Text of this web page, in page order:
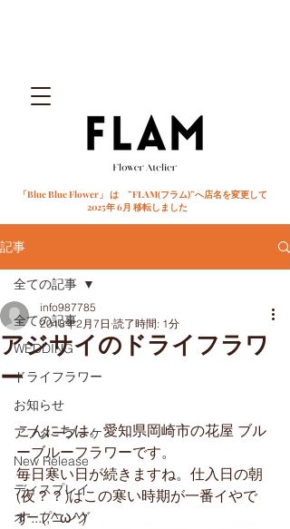
「Blue Blue Flower」 は ”FLAM(フラム)”へ店名を変更して
2025年 6月 移転しました
記事
全ての記事
WEDDING
ドライフラワー
お知らせ
アフターブーケ
New Release
ディスプレイ
オープニング
全ての記事
アジサイのドライフラワ
ー
info987785
2018年2月7日 読了時間: 1分
こんにちは。愛知県岡崎市の花屋 ブル
ーブルーフラワーです。
毎日寒い日が続きますね。仕入日の朝
(夜？？)はこの寒い時期が一番イやで
す...(;^ω^)